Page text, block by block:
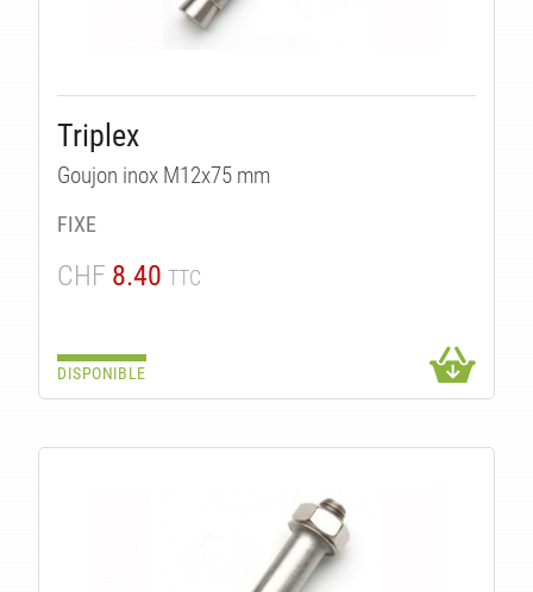
Triplex
Goujon inox M12x75 mm
FIXE
CHF 8.40 TTC
DISPONIBLE